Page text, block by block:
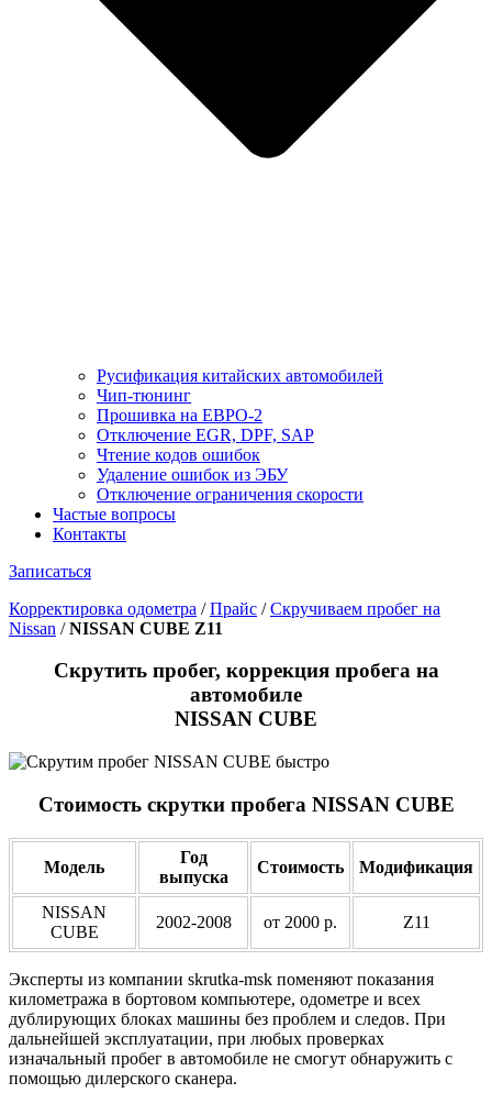
Русификация китайских автомобилей
Чип-тюнинг
Прошивка на ЕВРО-2
Отключение EGR, DPF, SAP
Чтение кодов ошибок
Удаление ошибок из ЭБУ
Отключение ограничения скорости
Частые вопросы
Контакты
Записаться
Корректировка одометра /Прайс /Скручиваем пробег на
Nissan /NISSAN CUBE Z11
Скрутить пробег, коррекция пробега на
автомобиле
NISSAN CUBE
Стоимость скрутки пробега NISSAN CUBE
Модель
Год
выпуска
Стоимость Модификация
NISSAN
CUBE
2002-2008 от 2000 р. Z11
Эксперты из компании skrutka-msk поменяют показания
километража в бортовом компьютере, одометре и всех
дублирующих блоках машины без проблем и следов. При
дальнейшей эксплуатации, при любых проверках
изначальный пробег в автомобиле не смогут обнаружить с
помощью дилерского сканера.